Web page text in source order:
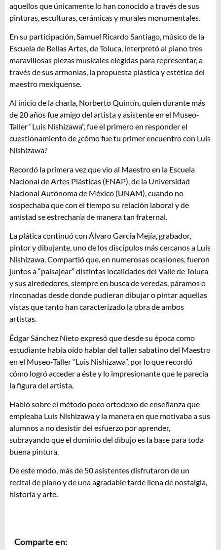
aquellos que únicamente lo han conocido a través de sus
pinturas, esculturas, cerámicas y murales monumentales.
En su participación, Samuel Ricardo Santiago, músico de la
Escuela de Bellas Artes, de Toluca, interpretó al piano tres
maravillosas piezas musicales elegidas para representar, a
través de sus armonías, la propuesta plástica y estética del
maestro mexiquense.
Al inicio de la charla, Norberto Quintín, quien durante más
de 20 años fue amigo del artista y asistente en el Museo-
Taller “Luis Nishizawa”, fue el primero en responder el
cuestionamiento de ¿cómo fue tu primer encuentro con Luis
Nishizawa?
Recordó la primera vez que vio al Maestro en la Escuela
Nacional de Artes Plásticas (ENAP), de la Universidad
Nacional Autónoma de México (UNAM), cuando no
sospechaba que con el tiempo su relación laboral y de
amistad se estrecharía de manera tan fraternal.
La plática continuó con Álvaro García Mejía, grabador,
pintor y dibujante, uno de los discípulos más cercanos a Luis
Nishizawa. Compartió que, en numerosas ocasiones, fueron
juntos a “paisajear” distintas localidades del Valle de Toluca
y sus alrededores, siempre en busca de veredas, páramos o
rinconadas desde donde pudieran dibujar o pintar aquellas
vistas que tanto han caracterizado la obra de ambos
artistas.
Édgar Sánchez Nieto expresó que desde su época como
estudiante había oído hablar del taller sabatino del Maestro
en el Museo-Taller “Luis Nishizawa”, por lo que recordó
cómo logró acceder a éste y lo impresionante que le parecía
la figura del artista.
Habló sobre el método poco ortodoxo de enseñanza que
empleaba Luis Nishizawa y la manera en que motivaba a sus
alumnos a no desistir del esfuerzo por aprender,
subrayando que el dominio del dibujo es la base para toda
buena pintura.
De este modo, más de 50 asistentes disfrutaron de un
recital de piano y de una agradable tarde llena de nostalgia,
historia y arte.
Comparte en: